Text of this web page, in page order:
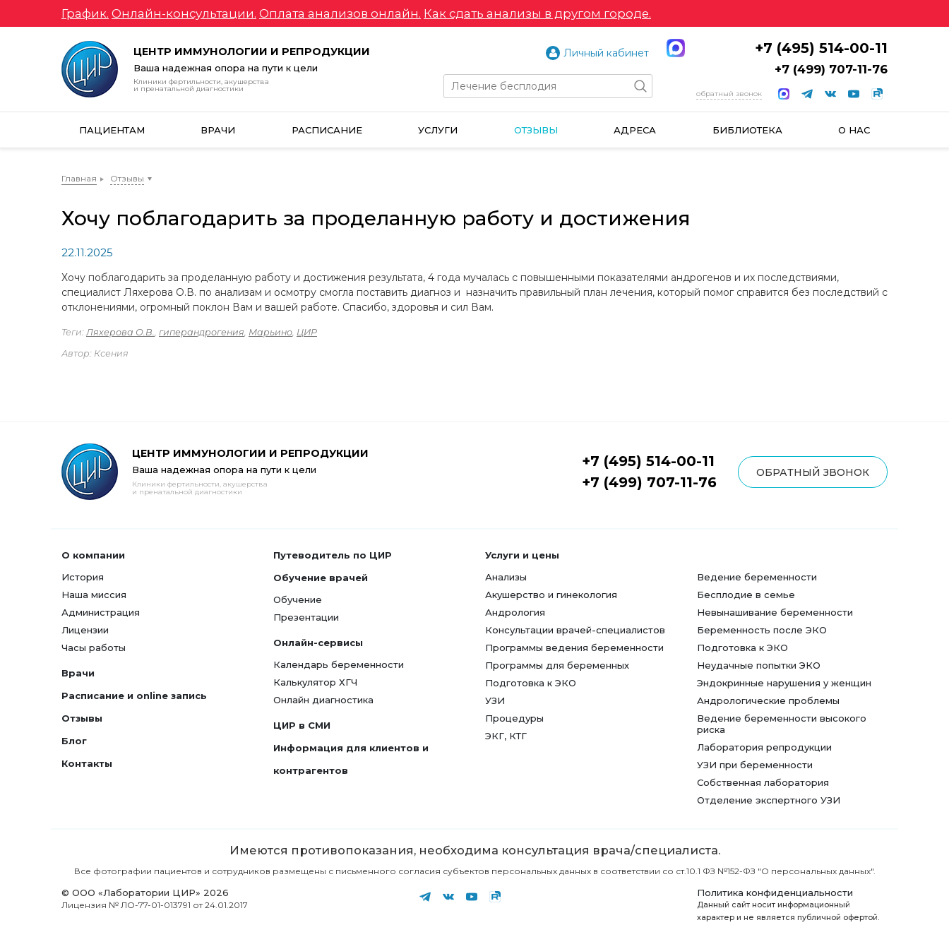
График. Онлайн-консультации. Оплата анализов онлайн. Как сдать анализы в другом городе.
ЦЕНТР ИММУНОЛОГИИ И РЕПРОДУКЦИИ
Ваша надежная опора на пути к цели
Клиники фертильности, акушерства
и пренатальной диагностики
Личный кабинет +7 (495) 514-00-11
+7 (499) 707-11-76
обратный звонок
ПАЦИЕНТАМ ВРАЧИ РАСПИСАНИЕ УСЛУГИ ОТЗЫВЫ АДРЕСА БИБЛИОТЕКА О НАС
Главная Отзывы
Хочу поблагодарить за проделанную работу и достижения
22.11.2025
Хочу поблагодарить за проделанную работу и достижения результата, 4 года мучалась с повышенными показателями андрогенов и их последствиями,
специалист Ляхерова О.В. по анализам и осмотру смогла поставить диагноз и назначить правильный план лечения, который помог справится без последствий с
отклонениями, огромный поклон Вам и вашей работе. Спасибо, здоровья и сил Вам.
Теги:Ляхерова О.В., гиперандрогения, Марьино, ЦИР
Автор: Ксения
ЦЕНТР ИММУНОЛОГИИ И РЕПРОДУКЦИИ
Ваша надежная опора на пути к цели
Клиники фертильности, акушерства
и пренатальной диагностики
+7 (495) 514-00-11
+7 (499) 707-11-76
ОБРАТНЫЙ ЗВОНОК
О компании
История
Наша миссия
Администрация
Лицензии
Часы работы
Врачи
Расписание и online запись
Отзывы
Блог
Контакты
Путеводитель по ЦИР
Обучение врачей
Обучение
Презентации
Онлайн-сервисы
Календарь беременности
Калькулятор ХГЧ
Онлайн диагностика
ЦИР в СМИ
Информация для клиентов и
контрагентов
Услуги и цены
Анализы
Акушерство и гинекология
Андрология
Консультации врачей-специалистов
Программы ведения беременности
Программы для беременных
Подготовка к ЭКО
УЗИ
Процедуры
ЭКГ, КТГ
Ведение беременности
Бесплодие в семье
Невынашивание беременности
Беременность после ЭКО
Подготовка к ЭКО
Неудачные попытки ЭКО
Эндокринные нарушения у женщин
Андрологические проблемы
Ведение беременности высокого
риска
Лаборатория репродукции
УЗИ при беременности
Собственная лаборатория
Отделение экспертного УЗИ
Имеются противопоказания, необходима консультация врача/специалиста.
Все фотографии пациентов и сотрудников размещены с письменного согласия субъектов персональных данных в соответствии со ст.10.1 ФЗ №152-ФЗ "О персональных данных".
© ООО «Лаборатории ЦИР» 2026
Лицензия № ЛО-77-01-013791 от 24.01.2017
Политика конфиденциальности
Данный сайт носит информационный
характер и не является публичной офертой.